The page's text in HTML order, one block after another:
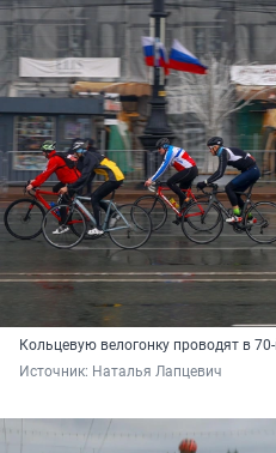
Кольцевую велогонку проводят в
Источник: Наталья Лапцевич